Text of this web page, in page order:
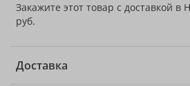
Закажите этот товар с доставкой в
руб.
Доставка